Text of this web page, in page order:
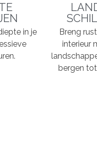
in je
Breng
interieur
bergen